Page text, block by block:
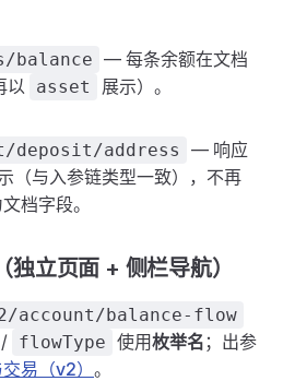
— 每条余额在文档
以 asset
展示）。
deposit/address
— 响应
（与入参链类型一致），不再
档字段。
独立页面 + 侧栏导航）
account/balance-flow
/ flowType 使用枚举名 ；出参
易（v2） 。